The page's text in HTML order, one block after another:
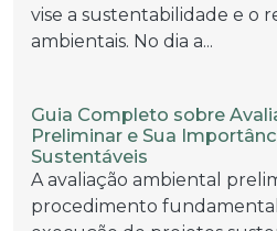
vise a sustentabilidade e o
ambientais. No dia a...
Guia Completo sobre
Preliminar e Sua
Sustentáveis
A avaliação ambiental
procedimento